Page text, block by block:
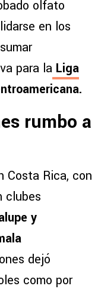
olfato
en los
para la Liga
rumbo a
Costa Rica, con
clubes
y
dejó
como por